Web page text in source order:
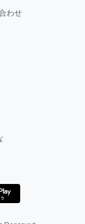
わせ